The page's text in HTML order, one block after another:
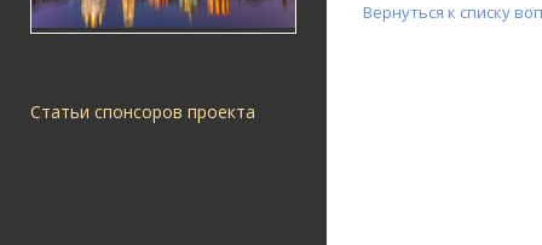
Статьи спонсоров проекта
Вернуться к списку